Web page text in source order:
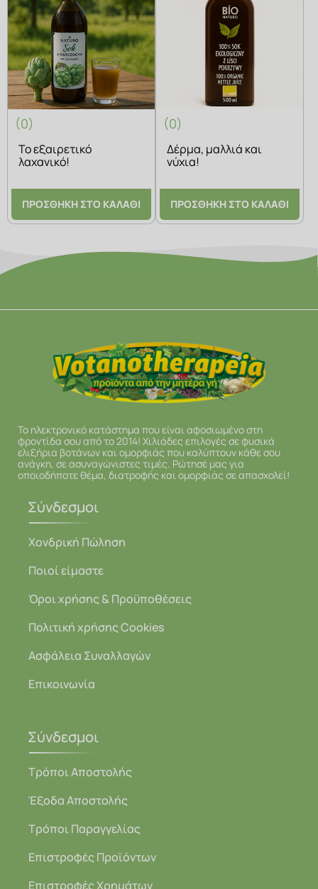
(0)
Το εξαιρετικό
λαχανικό!
ΠΡΟΣΘΗΚΗ ΣΤΟ ΚΑΛΑΘΙ
(0)
Δέρμα, μαλλιά και
νύχια!
ΠΡΟΣΘΗΚΗ ΣΤΟ ΚΑΛΑΘΙ
Το ηλεκτρονικό κατάστημα που είναι αφοσιωμένο στη
φροντίδα σου από το 2014! Χιλιάδες επιλογές σε φυσικά
ελιξήρια βοτάνων και ομορφιάς που καλύπτουν κάθε σου
ανάγκη, σε ασυναγώνιστες τιμές. Ρώτησέ μας για
οποιοδήποτε θέμα, διατροφής και ομορφιάς σε απασχολεί!
Σύνδεσμοι
Χονδρική Πώληση
Ποιοί είμαστε
Όροι χρήσης & Προϋποθέσεις
Πολιτική χρήσης Cookies
Ασφάλεια Συναλλαγών
Επικοινωνία
Σύνδεσμοι
Τρόποι Αποστολής
Έξοδα Αποστολής
Τρόποι Παραγγελίας
Επιστροφές Προϊόντων
Επιστροφές Χρημάτων